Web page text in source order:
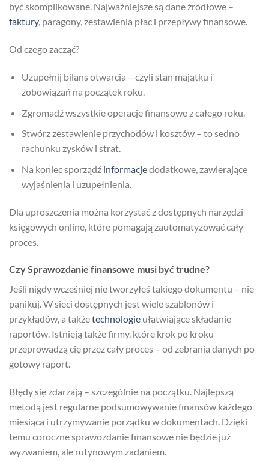
być skomplikowane. Najważniejsze są dane źródłowe –
faktury, paragony, zestawienia płac i przepływy finansowe.
Od czego zacząć?
Uzupełnij bilans otwarcia – czyli stan majątku i
zobowiązań na początek roku.
Zgromadź wszystkie operacje finansowe z całego roku.
Stwórz zestawienie przychodów i kosztów – to sedno
rachunku zysków i strat.
Na koniec sporządź informacjedodatkowe, zawierające
wyjaśnienia i uzupełnienia.
Dla uproszczenia można korzystać z dostępnych narzędzi
księgowych online, które pomagają zautomatyzować cały
proces.
Czy Sprawozdanie finansowe musi być trudne?
Jeśli nigdy wcześniej nie tworzyłeś takiego dokumentu – nie
panikuj. W sieci dostępnych jest wiele szablonów i
przykładów, a takżetechnologie ułatwiające składanie
raportów. Istnieją także firmy, które krok po kroku
przeprowadzą cię przez cały proces – od zebrania danych po
gotowy raport.
Błędy się zdarzają – szczególnie na początku. Najlepszą
metodą jest regularne podsumowywanie finansów każdego
miesiąca i utrzymywanie porządku w dokumentach. Dzięki
temu coroczne sprawozdanie finansowe nie będzie już
wyzwaniem, ale rutynowym zadaniem.